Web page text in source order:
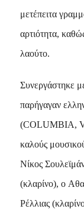
μετέπειτα
αρτιότητα,
λαούτο.
Συνεργάστηκε
παρήγαγαν
(COLUMBIA,
καλούς
Nίκος
(κλαρίνο), ο
Pέλλιας